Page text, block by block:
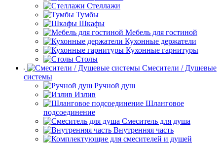
Стеллажи
Тумбы
Шкафы
Мебель для гостиной
Кухонные держатели
Кухонные гарнитуры
Столы
Смесители / Душевые
системы
Ручной душ
Излив
Шланговое
подсоединение
Смеситель для душа
Внутренняя часть